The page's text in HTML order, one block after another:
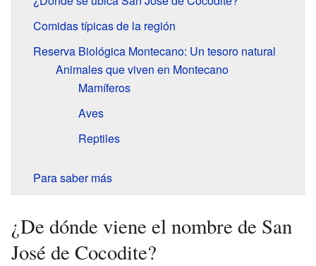
Comidas típicas de la región
Reserva Biológica Montecano: Un tesoro natural
Animales que viven en Montecano
Mamíferos
Aves
Reptiles
Para saber más
¿De dónde viene el nombre de San
José de Cocodite?